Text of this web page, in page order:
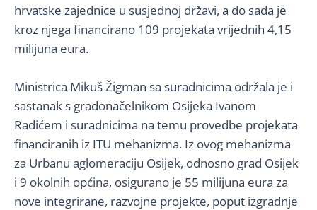
hrvatske zajednice u susjednoj državi, a do sada je
kroz njega financirano 109 projekata vrijednih 4,15
milijuna eura.
Ministrica Mikuš Žigman sa suradnicima održala je i
sastanak s gradonačelnikom Osijeka Ivanom
Radićem i suradnicima na temu provedbe projekata
financiranih iz ITU mehanizma. Iz ovog mehanizma
za Urbanu aglomeraciju Osijek, odnosno grad Osijek
i 9 okolnih općina, osigurano je 55 milijuna eura za
nove integrirane, razvojne projekte, poput izgradnje